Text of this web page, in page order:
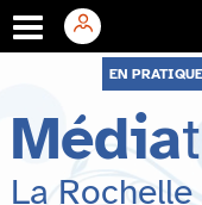
menu
contenu
recherche
EN PRATIQUE
Média
La